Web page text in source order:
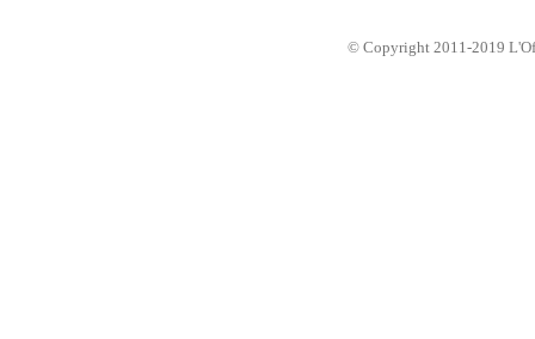
© Copyright 2011-2019